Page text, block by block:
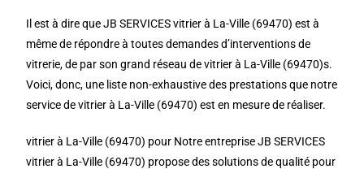
Il est à dire que JB SERVICES vitrier à La-Ville (69470) est à
même de répondre à toutes demandes d’interventions de
vitrerie, de par son grand réseau de vitrier à La-Ville (69470)s.
Voici, donc, une liste non-exhaustive des prestations que notre
service de vitrier à La-Ville (69470) est en mesure de réaliser.
vitrier à La-Ville (69470) pour Notre entreprise JB SERVICES
vitrier à La-Ville (69470) propose des solutions de qualité pour